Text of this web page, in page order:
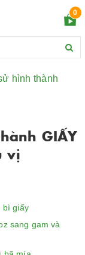
0
hình thành
GIẤY
vị
bì giấy
sang gam và